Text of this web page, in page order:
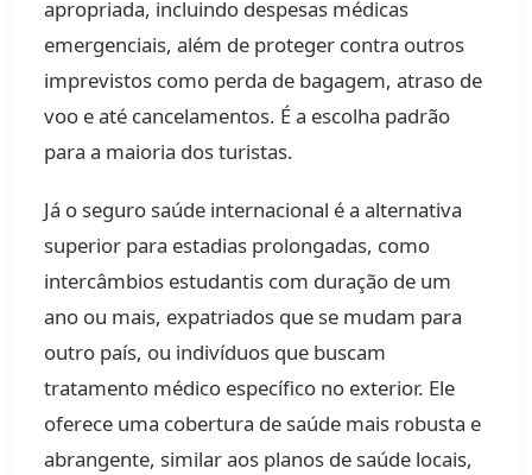
apropriada, incluindo despesas médicas
emergenciais, além de proteger contra outros
imprevistos como perda de bagagem, atraso de
voo e até cancelamentos. É a escolha padrão
para a maioria dos turistas.
Já o seguro saúde internacional é a alternativa
superior para estadias prolongadas, como
intercâmbios estudantis com duração de um
ano ou mais, expatriados que se mudam para
outro país, ou indivíduos que buscam
tratamento médico específico no exterior. Ele
oferece uma cobertura de saúde mais robusta e
abrangente, similar aos planos de saúde locais,